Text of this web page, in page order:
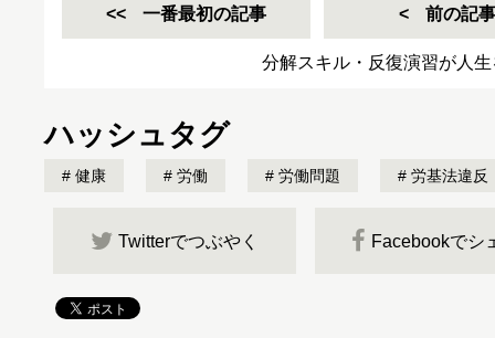
一番最初の記事 前の記事
分解スキル・反復演習が人
ハッシュタグ
健康 労働 労働問題 労基法違反
Twitterでつぶやく Facebookでシ